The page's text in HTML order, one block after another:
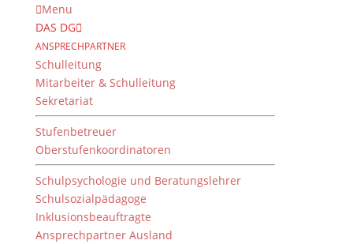
Menu
DAS DG
ANSPRECHPARTNER
Schulleitung
Mitarbeiter & Schulleitung
Sekretariat
Stufenbetreuer
Oberstufenkoordinatoren
Schulpsychologie und Beratungslehrer
Schulsozialpädagoge
Inklusionsbeauftragte
Ansprechpartner Ausland
Fachschaft Chemie